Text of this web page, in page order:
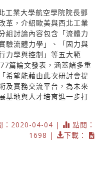
工業大學航空學院院長鄧
革，介紹歐美與西北工業
組討論內容包含「流體力
驗流體力學」、「固力與
力學與控制」等五大範
篇論文發表，涵蓋諸多重
希望能藉由此次研討會提
及實務交流平台，為未來
基地與人才培育進一步打
：2020-04-04 |
點閱：
1698 |
下載：